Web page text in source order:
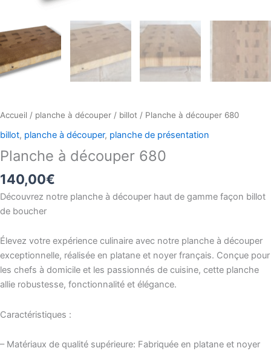
Accueil / planche à découper / billot / Planche à découper 680
billot, planche à découper, planche de présentation
Planche à découper 680
140,00€
Découvrez notre planche à découper haut de gamme façon billot
de boucher
Élevez votre expérience culinaire avec notre planche à découper
exceptionnelle, réalisée en platane et noyer français. Conçue pour
les chefs à domicile et les passionnés de cuisine, cette planche
allie robustesse, fonctionnalité et élégance.
Caractéristiques :
– Matériaux de qualité supérieure: Fabriquée en platane et noyer